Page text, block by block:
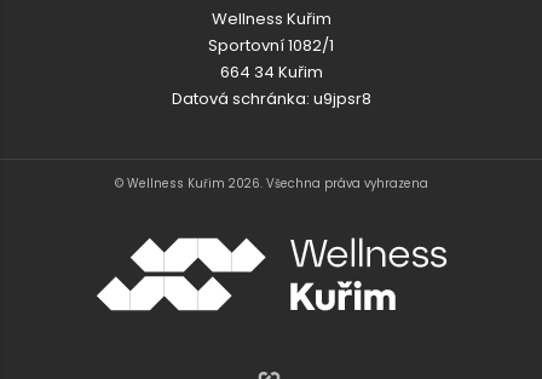
Wellness Kuřim
Sportovní 1082/1
664 34 Kuřim
Datová schránka: u9jpsr8
© Wellness Kuřim 2026. Všechna práva vyhrazena